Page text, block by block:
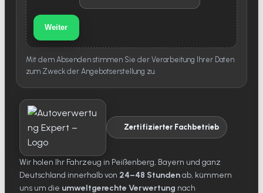
Weiter
Mit dem Absenden stimmen Sie der Verarbeitung Ihrer Daten
zum Zweck der Angebotserstellung zu.
Zertifizierter Fachbetrieb
Wir holen Ihr Fahrzeug in Peißenberg, Bayern und ganz
Deutschland innerhalb von 24–48 Stundenab, kümmern
uns um die umweltgerechte Verwertung nach